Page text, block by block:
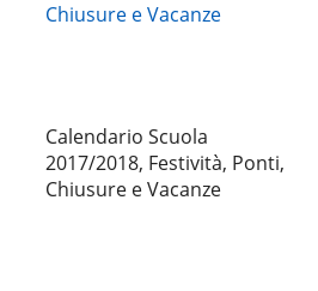
Calendario Scuola
2017/2018, Festività, Ponti,
Chiusure e Vacanze